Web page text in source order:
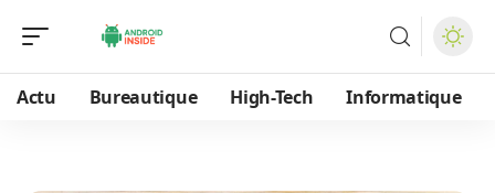
Actu Bureautique High-Tech Informatique